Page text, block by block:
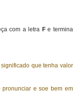
com a letra Fe termina
que tenha valor
e soe bem em